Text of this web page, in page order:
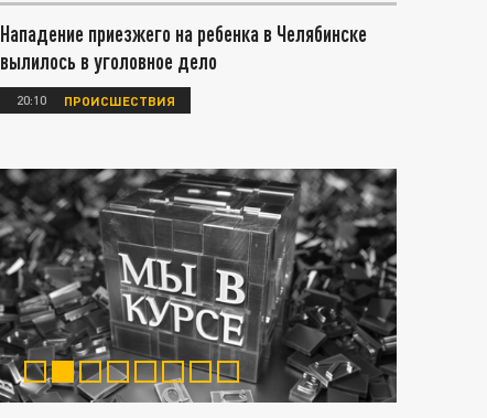
Нападение приезжего на ребенка в Челябинске
вылилось в уголовное дело
20:10 ПРОИСШЕСТВИЯ